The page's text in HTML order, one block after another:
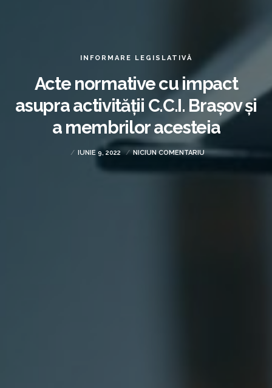
INFORMARE LEGISLATIVĂ
Acte normative cu impact
asupra activității C.C.I. Brașov și
a membrilor acesteia
IUNIE 9, 2022 NICIUN COMENTARIU